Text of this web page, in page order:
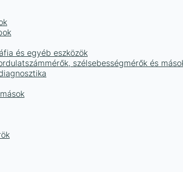
és egyéb eszközök
szélsebességmérők és